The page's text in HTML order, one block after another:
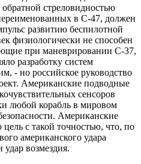
обратной стреловидностью
в С-47, должен
развитию беспилотной
физиологически не способен
при маневрировании С-37,
разработку систем
- но российское руководство
Американские подводные
сенсоров
любой корабль в мировом
Американские
с такой точностью, что, по
американского удара
возмездия.